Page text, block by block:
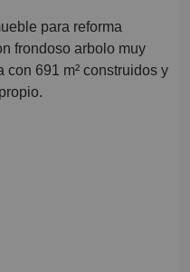
frondoso arbolo muy
con 691 m² construidos y